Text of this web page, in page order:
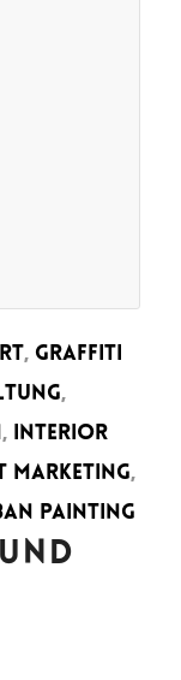
, GRAFFITI
,
, INTERIOR
MARKETING,
PAINTING